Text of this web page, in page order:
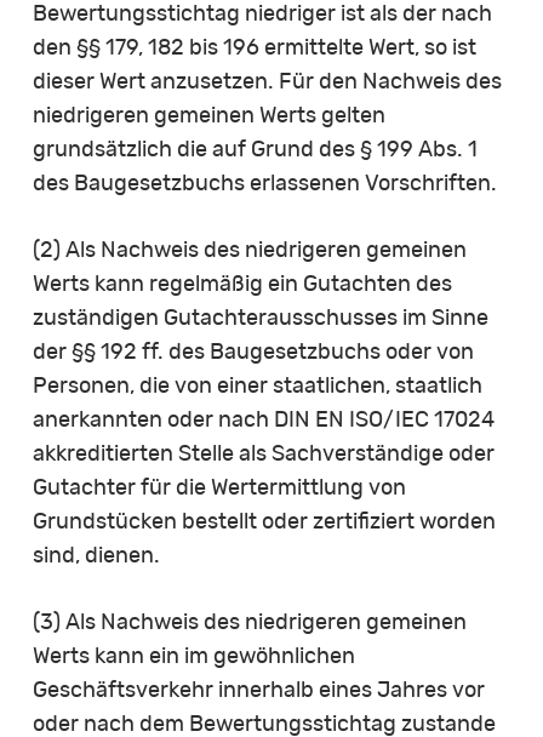
Bewertungsstichtag niedriger ist als der nach
den §§ 179, 182 bis 196 ermittelte Wert, so ist
dieser Wert anzusetzen. Für den Nachweis des
niedrigeren gemeinen Werts gelten
grundsätzlich die auf Grund des § 199 Abs. 1
des Baugesetzbuchs erlassenen Vorschriften.
(2) Als Nachweis des niedrigeren gemeinen
Werts kann regelmäßig ein Gutachten des
zuständigen Gutachterausschusses im Sinne
der §§ 192 ff. des Baugesetzbuchs oder von
Personen, die von einer staatlichen, staatlich
anerkannten oder nach DIN EN ISO/IEC 17024
akkreditierten Stelle als Sachverständige oder
Gutachter für die Wertermittlung von
Grundstücken bestellt oder zertifiziert worden
sind, dienen.
(3) Als Nachweis des niedrigeren gemeinen
Werts kann ein im gewöhnlichen
Geschäftsverkehr innerhalb eines Jahres vor
oder nach dem Bewertungsstichtag zustande